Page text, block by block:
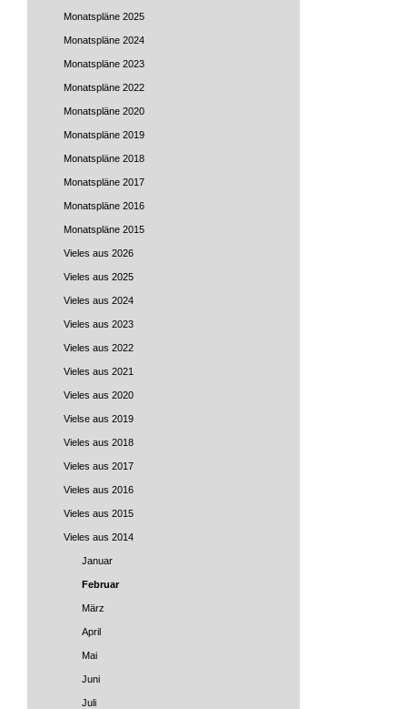
Monatspläne 2025
Monatspläne 2024
Monatspläne 2023
Monatspläne 2022
Monatspläne 2020
Monatspläne 2019
Monatspläne 2018
Monatspläne 2017
Monatspläne 2016
Monatspläne 2015
Vieles aus 2026
Vieles aus 2025
Vieles aus 2024
Vieles aus 2023
Vieles aus 2022
Vieles aus 2021
Vieles aus 2020
Vielse aus 2019
Vieles aus 2018
Vieles aus 2017
Vieles aus 2016
Vieles aus 2015
Vieles aus 2014
Januar
Februar
März
April
Mai
Juni
Juli